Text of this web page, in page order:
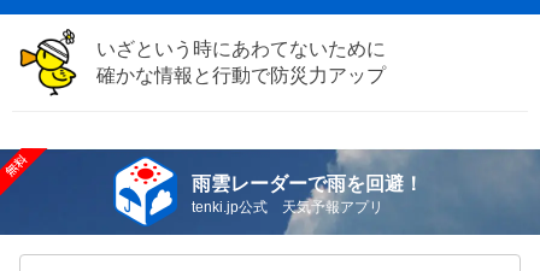
いざという時にあわてないために
確かな情報と行動で防災力アップ
雨雲レーダーで雨を回避！
tenki.jp公式 天気予報アプリ